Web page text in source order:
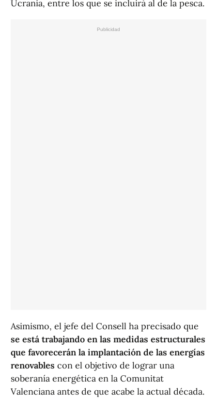
Ucrania, entre los que se incluirá al de la pesca.
Asimismo, el jefe del Consell ha precisado que
se está trabajando en las medidas estructurales
que favorecerán la implantación de las energías
renovables con el objetivo de lograr una
soberanía energética en la Comunitat
Valenciana antes de que acabe la actual década.